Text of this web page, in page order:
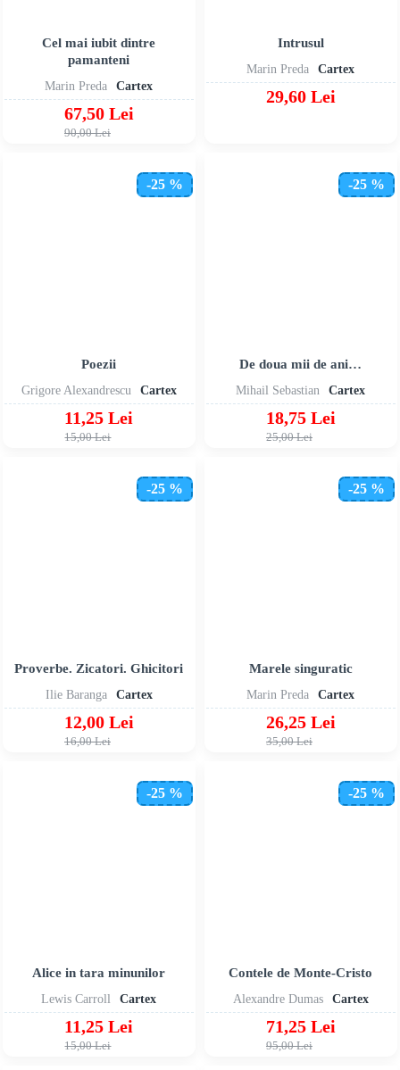
Marin Preda Cartex
Cel mai iubit dintre
pamanteni
67,50 Lei
90,00 Lei
Marin Preda Cartex
Intrusul
29,60 Lei
-25 %
Grigore Alexandrescu Cartex
Poezii
11,25 Lei
15,00 Lei
-25 %
Mihail Sebastian Cartex
De doua mii de ani…
18,75 Lei
25,00 Lei
-25 %
Ilie Baranga Cartex
Proverbe. Zicatori. Ghicitori
12,00 Lei
16,00 Lei
-25 %
Marin Preda Cartex
Marele singuratic
26,25 Lei
35,00 Lei
-25 %
Lewis Carroll Cartex
Alice in tara minunilor
11,25 Lei
15,00 Lei
-25 %
Alexandre Dumas Cartex
Contele de Monte-Cristo
71,25 Lei
95,00 Lei